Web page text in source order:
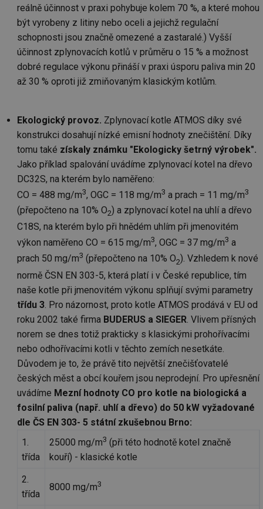
reálně účinnost v praxi pohybuje kolem 70 %, a které mohou
být vyrobeny z litiny nebo oceli a jejichž regulační
schopnosti jsou značně omezené a zastaralé.) Vyšší
účinnost zplynovacích kotlů v průměru o 15 % a možnost
dobré regulace výkonu přináší v praxi úsporu paliva min 20
až 30 % oproti již zmiňovaným klasickým kotlům.
Ekologický provoz. Zplynovací kotle ATMOS díky své
konstrukci dosahují nízké emisní hodnoty znečištění. Díky
tomu také získaly známku "Ekologicky šetrný výrobek".
Jako příklad spalování uvádíme zplynovací kotel na dřevo
DC32S, na kterém bylo naměřeno:
CO = 488 mg/m3, OGC = 118 mg/m3 a prach = 11 mg/m3
(přepočteno na 10% O2) a zplynovací kotel na uhlí a dřevo
C18S, na kterém bylo při hnědém uhlím při jmenovitém
výkon naměřeno CO = 615 mg/m3, OGC = 37 mg/m3 a
prach 50 mg/m3 (přepočteno na 10% O2). Vzhledem k nové
normě ČSN EN 303-5, která platí i v České republice, tím
naše kotle při jmenovitém výkonu splňují svými parametry
třídu 3 . Pro názornost, proto kotle ATMOS prodává v EU od
roku 2002 také firma BUDERUS a SIEGER . Vlivem přísných
norem se dnes totiž prakticky s klasickými prohořívacími
nebo odhořívacími kotli v těchto zemích nesetkáte.
Důvodem je to, že právě tito největší znečišťovatelé
českých měst a obcí kouřem jsou neprodejní. Pro upřesnění
uvádíme Mezní hodnoty CO pro kotle na biologická a
fosilní paliva (např. uhlí a dřevo) do 50 kW vyžadované
dle ČS EN 303- 5 státní zkušebnou Brno:
1.
třída
25000 mg/m3 (při této hodnotě kotel značně
kouří) - klasické kotle
2.
třída
8000 mg/m3